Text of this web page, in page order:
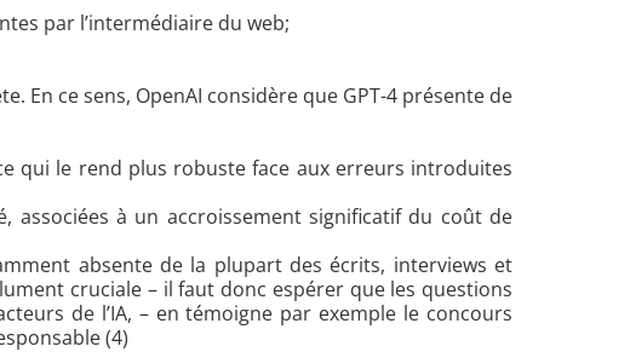
par l’intermédiaire du web;
ce sens, OpenAI considère que GPT-4 présente de
qui le rend plus robuste face aux erreurs introduites
associées à un accroissement significatif du coût de
absente de la plupart des écrits, interviews et
cruciale – il faut donc espérer que les questions
de l’IA, – en témoigne par exemple le concours
(4)